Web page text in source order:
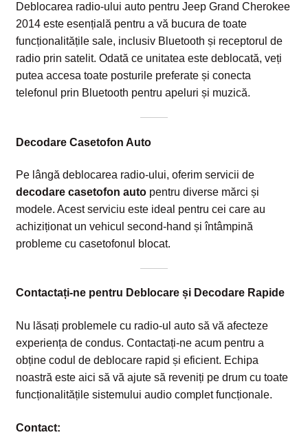
Deblocarea radio-ului auto pentru Jeep Grand Cherokee
2014 este esențială pentru a vă bucura de toate
funcționalitățile sale, inclusiv Bluetooth și receptorul de
radio prin satelit. Odată ce unitatea este deblocată, veți
putea accesa toate posturile preferate și conecta
telefonul prin Bluetooth pentru apeluri și muzică.
Decodare Casetofon Auto
Pe lângă deblocarea radio-ului, oferim servicii de
decodare casetofon autopentru diverse mărci și
modele. Acest serviciu este ideal pentru cei care au
achiziționat un vehicul second-hand și întâmpină
probleme cu casetofonul blocat.
Contactați-ne pentru Deblocare și Decodare Rapide
Nu lăsați problemele cu radio-ul auto să vă afecteze
experiența de condus. Contactați-ne acum pentru a
obține codul de deblocare rapid și eficient. Echipa
noastră este aici să vă ajute să reveniți pe drum cu toate
funcționalitățile sistemului audio complet funcționale.
Contact: